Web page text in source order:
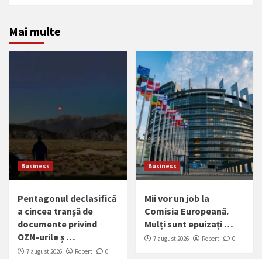
Mai multe
Business
Pentagonul declasifică
a cincea tranșă de
documente privind
OZN-urile ș …
7 august 2026 Robert 0
Business
Mii vor un job la
Comisia Europeană.
Mulți sunt epuizați …
7 august 2026 Robert 0